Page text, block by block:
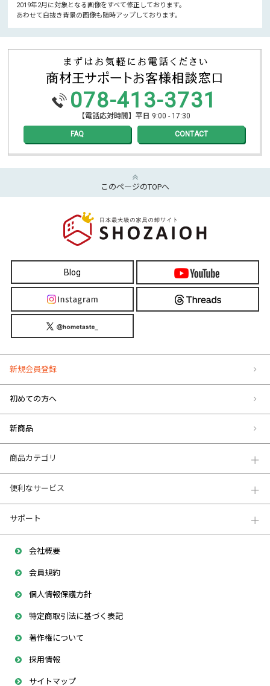
2019年2月に対象となる画像をすべて修正しております。
あわせて白抜き背景の画像も随時アップしております。
078-413-3731
【電話応対時間】平日 9:00 - 17:30
FAQ CONTACT
このページのTOPへ
Blog
新規会員登録
初めての方へ
新商品
商品カテゴリ
便利なサービス
サポート
会社概要
会員規約
個人情報保護方針
特定商取引法に基づく表記
著作権について
採用情報
サイトマップ